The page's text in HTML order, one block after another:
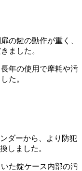
の鍵の動作が重く、
ました。
年の使用で摩耗や汚
た。
ダーから、より防犯
しました。
た錠ケース内部の汚